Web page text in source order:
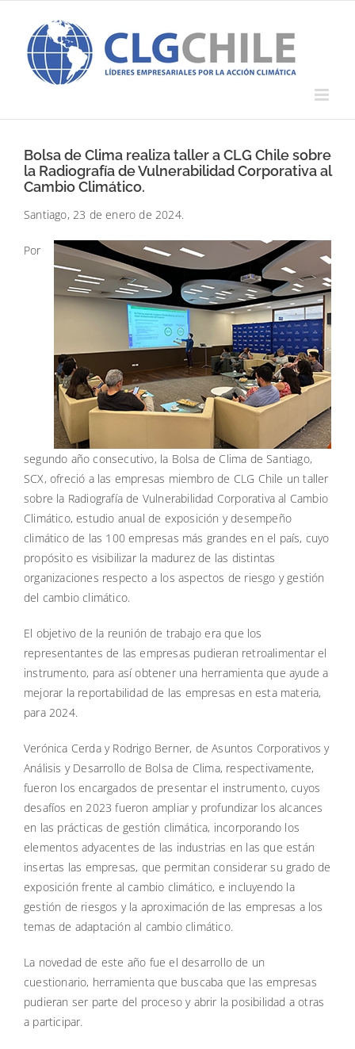
contenido
Bolsa de Clima realiza taller a CLG Chile sobre
la Radiografía de Vulnerabilidad Corporativa al
Cambio Climático.
Santiago, 23 de enero de 2024.
Por
segundo año consecutivo, la Bolsa de Clima de Santiago,
SCX, ofreció a las empresas miembro de CLG Chile un taller
sobre la Radiografía de Vulnerabilidad Corporativa al Cambio
Climático, estudio anual de exposición y desempeño
climático de las 100 empresas más grandes en el país, cuyo
propósito es visibilizar la madurez de las distintas
organizaciones respecto a los aspectos de riesgo y gestión
del cambio climático.
El objetivo de la reunión de trabajo era que los
representantes de las empresas pudieran retroalimentar el
instrumento, para así obtener una herramienta que ayude a
mejorar la reportabilidad de las empresas en esta materia,
para 2024.
Verónica Cerda y Rodrigo Berner, de Asuntos Corporativos y
Análisis y Desarrollo de Bolsa de Clima, respectivamente,
fueron los encargados de presentar el instrumento, cuyos
desafíos en 2023 fueron ampliar y profundizar los alcances
en las prácticas de gestión climática, incorporando los
elementos adyacentes de las industrias en las que están
insertas las empresas, que permitan considerar su grado de
exposición frente al cambio climático, e incluyendo la
gestión de riesgos y la aproximación de las empresas a los
temas de adaptación al cambio climático.
La novedad de este año fue el desarrollo de un
cuestionario, herramienta que buscaba que las empresas
pudieran ser parte del proceso y abrir la posibilidad a otras
a participar.